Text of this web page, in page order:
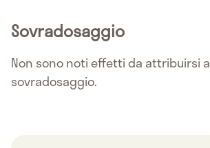
Sovradosaggio
Non sono noti effetti da attribuirsi a
sovradosaggio.